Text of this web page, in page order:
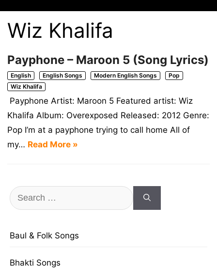
Wiz Khalifa
Payphone – Maroon 5 (Song Lyrics)
English English Songs Modern English Songs
Pop
Wiz Khalifa
Payphone Artist: Maroon 5 Featured artist: Wiz
Khalifa Album: Overexposed Released: 2012 Genre:
Pop I’m at a payphone trying to call home All of
my… Read More »
Search
for:
Baul & Folk Songs
Bhakti Songs